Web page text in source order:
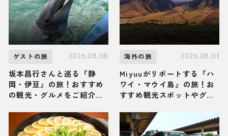
ゲストの旅 2026.08.08
坂本昌行さんと巡る『静
岡・伊豆』の旅！おすすめ
の観光・グルメをご紹介
海外の旅 2026.08.01
Miyuuがリポートする『ハ
ワイ・マウイ島』の旅！お
すすめ観光スポットやグル
送